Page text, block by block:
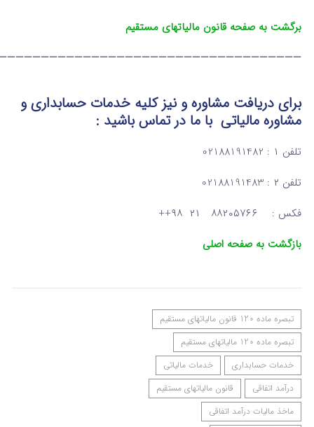
برگشت به صفحه قانون مالیاتهای مستقیم
برای دریافت مشاوره و نیز کلیه خدمات حسابداری و
مشاوره مالیاتیبا ما در تماسباشید :
تلفن ۱ : 02188191482
تلفن ۲ : 02188191483
فکس : ۸۸۲۰۵۷۶۶ ۲۱ ۹۸++
بازگشت به صفحه اصلی
تبصره ماده 120 قانون مالیاتهای مستقیم
تبصره ماده 120 مالیاتهای مستقیم
خدمات حسابداری
خدمات مالیاتی
درآمد اتفاقی
قانون مالیاتهای مستقیم
ماخذ مالیات درآمد اتفاقی